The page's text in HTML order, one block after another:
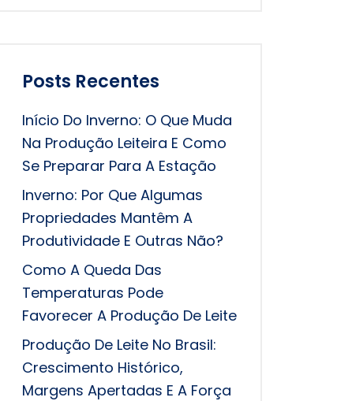
Posts Recentes
Início Do Inverno: O Que Muda
Na Produção Leiteira E Como
Se Preparar Para A Estação
Inverno: Por Que Algumas
Propriedades Mantêm A
Produtividade E Outras Não?
Como A Queda Das
Temperaturas Pode
Favorecer A Produção De Leite
Produção De Leite No Brasil:
Crescimento Histórico,
Margens Apertadas E A Força